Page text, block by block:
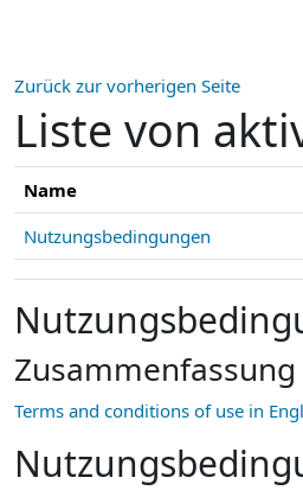
Zurück zur vorherigen Seite
Liste von
Name
Nutzungsbedingungen
Zusammenfassung
Terms and conditions of use in